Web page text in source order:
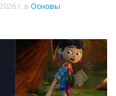
г. в Основы